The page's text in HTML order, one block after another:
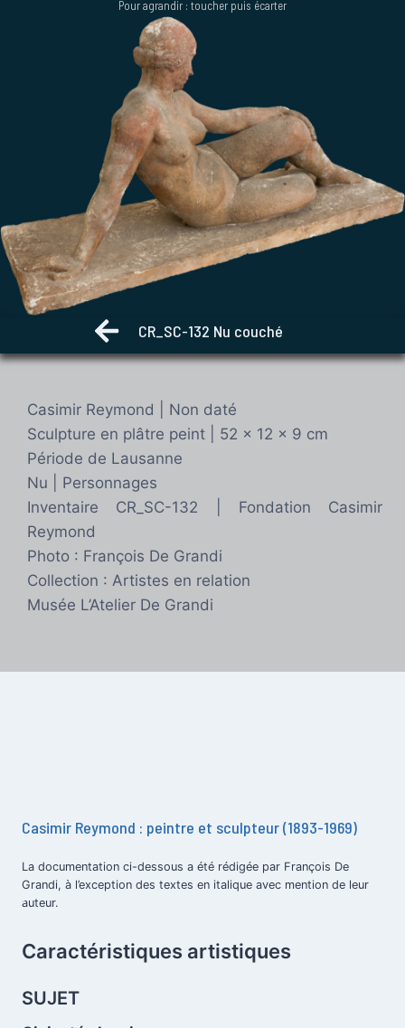
Pour agrandir : toucher puis écarter
CR_SC-132 Nu couché
Casimir Reymond | Non daté
Sculpture en plâtre peint | 52 x 12 x 9 cm
Période de Lausanne
Nu | Personnages
Inventaire CR_SC-132 | Fondation Casimir
Reymond
Photo : François De Grandi
Collection : Artistes en relation
Musée L’Atelier De Grandi
Casimir Reymond : peintre et sculpteur (1893-1969)
La documentation ci-dessous a été rédigée par François De
Grandi, à l’exception des textes en italique avec mention de leur
auteur.
Caractéristiques artistiques
.
SUJET